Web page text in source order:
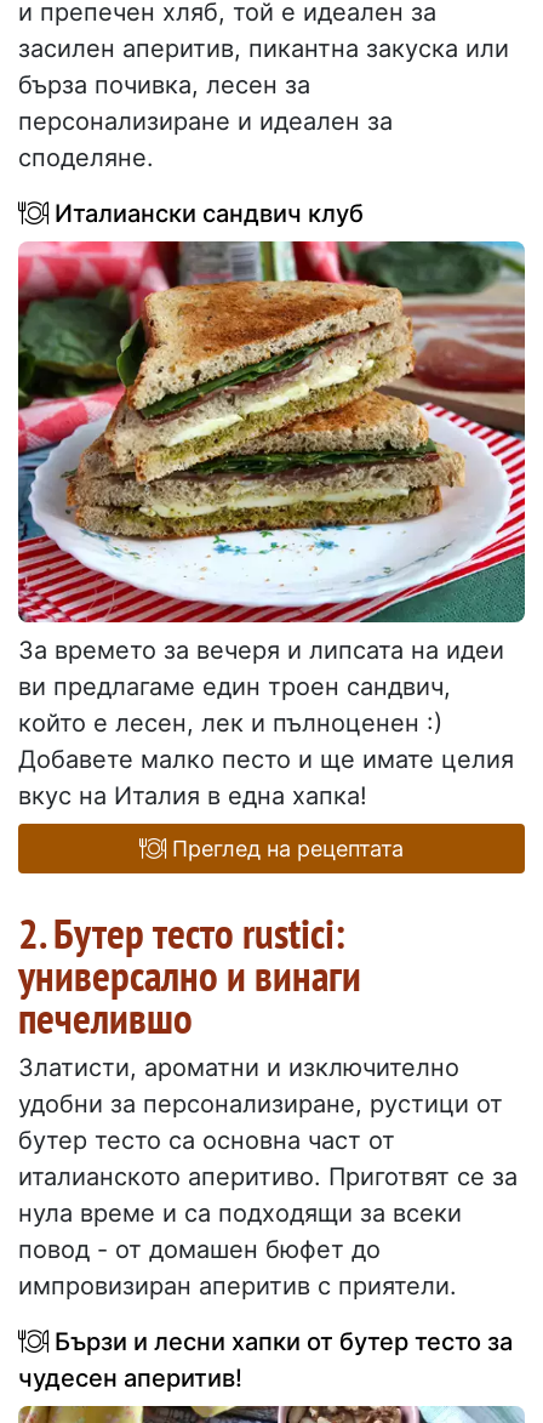
и препечен хляб, той е идеален за
засилен аперитив, пикантна закуска или
бърза почивка, лесен за
персонализиране и идеален за
споделяне.
Италиански сандвич клуб
За времето за вечеря и липсата на идеи
ви предлагаме един троен сандвич,
който е лесен, лек и пълноценен :)
Добавете малко песто и ще имате целия
вкус на Италия в една хапка!
Преглед на рецептата
2. Бутер тесто rustici:
универсално и винаги
печелившо
Златисти, ароматни и изключително
удобни за персонализиране, рустици от
бутер тесто са основна част от
италианското аперитиво. Приготвят се за
нула време и са подходящи за всеки
повод - от домашен бюфет до
импровизиран аперитив с приятели.
Бързи и лесни хапки от бутер тесто за
чудесен аперитив!